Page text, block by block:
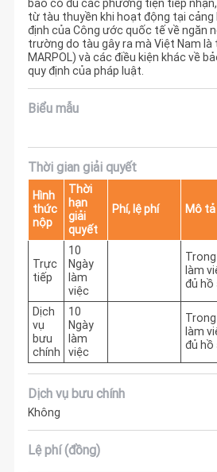
bảo có đủ các phương tiện tiếp
từ tàu thuyền khi hoạt động tại cảng
định của Công ước quốc tế về ngăn
trường do tàu gây ra mà Việt Nam
MARPOL) và các điều kiện khác về
quy định của pháp luật.
Biểu mẫu
Thời gian giải quyết
Hình
thức
nộp
Thời
hạn
giải
quyết
Phí, lệ phí Mô tả
Trực
tiếp
10
Ngày
làm
việc
làm
đủ hồ
Dịch
vụ
bưu
chính
10
Ngày
làm
việc
làm
đủ hồ
Dịch vụ bưu chính
Không
Lệ phí (đồng)